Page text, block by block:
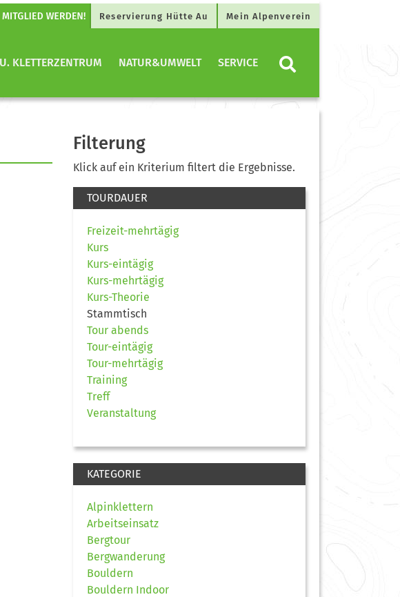
Reservierung Hütte Au Mein Alpenverein
KLETTERZENTRUM NATUR&UMWELT SERVICE
Filterung
Klick auf ein Kriterium filtert die Ergebnisse.
TOURDAUER
Freizeit-mehrtägig
Kurs
Kurs-eintägig
Kurs-mehrtägig
Kurs-Theorie
Stammtisch
Tour abends
Tour-eintägig
Tour-mehrtägig
Training
Treff
Veranstaltung
KATEGORIE
Alpinklettern
Arbeitseinsatz
Bergtour
Bergwanderung
Bouldern
Bouldern Indoor